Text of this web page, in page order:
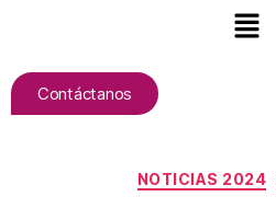
Contáctanos
NOTICIAS 2024